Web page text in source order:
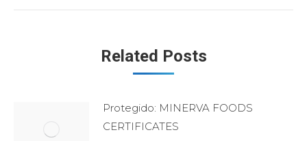
Related Posts
Protegido: MINERVA FOODS
CERTIFICATES